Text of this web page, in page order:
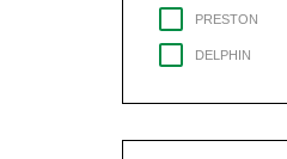
PRESTON
DELPHIN